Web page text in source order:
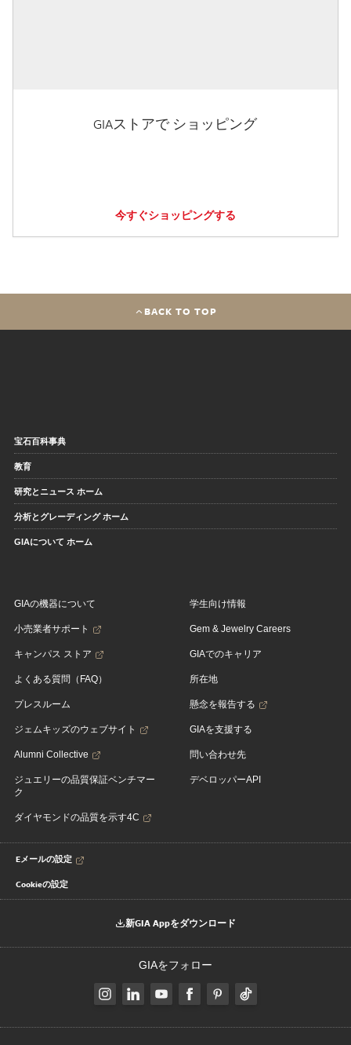
GIAストアで ショッピング
今すぐショッピングする
BACK TO TOP
宝石百科事典
教育
研究とニュース ホーム
分析とグレーディング ホーム
GIAについて ホーム
GIAの機器について
小売業者サポート
キャンパス ストア
よくある質問（FAQ）
プレスルーム
ジェムキッズのウェブサイト
Alumni Collective
ジュエリーの品質保証ベンチマー
ク
ダイヤモンドの品質を示す4C
学生向け情報
Gem & Jewelry Careers
GIAでのキャリア
所在地
懸念を報告する
GIAを支援する
問い合わせ先
デベロッパーAPI
Eメールの設定
Cookieの設定
新GIA Appをダウンロード
GIAをフォロー